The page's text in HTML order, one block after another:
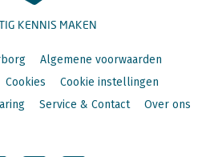
KENNIS MAKEN
Algemene voorwaarden
Cookies
Cookie instellingen
Service & Contact Over ons